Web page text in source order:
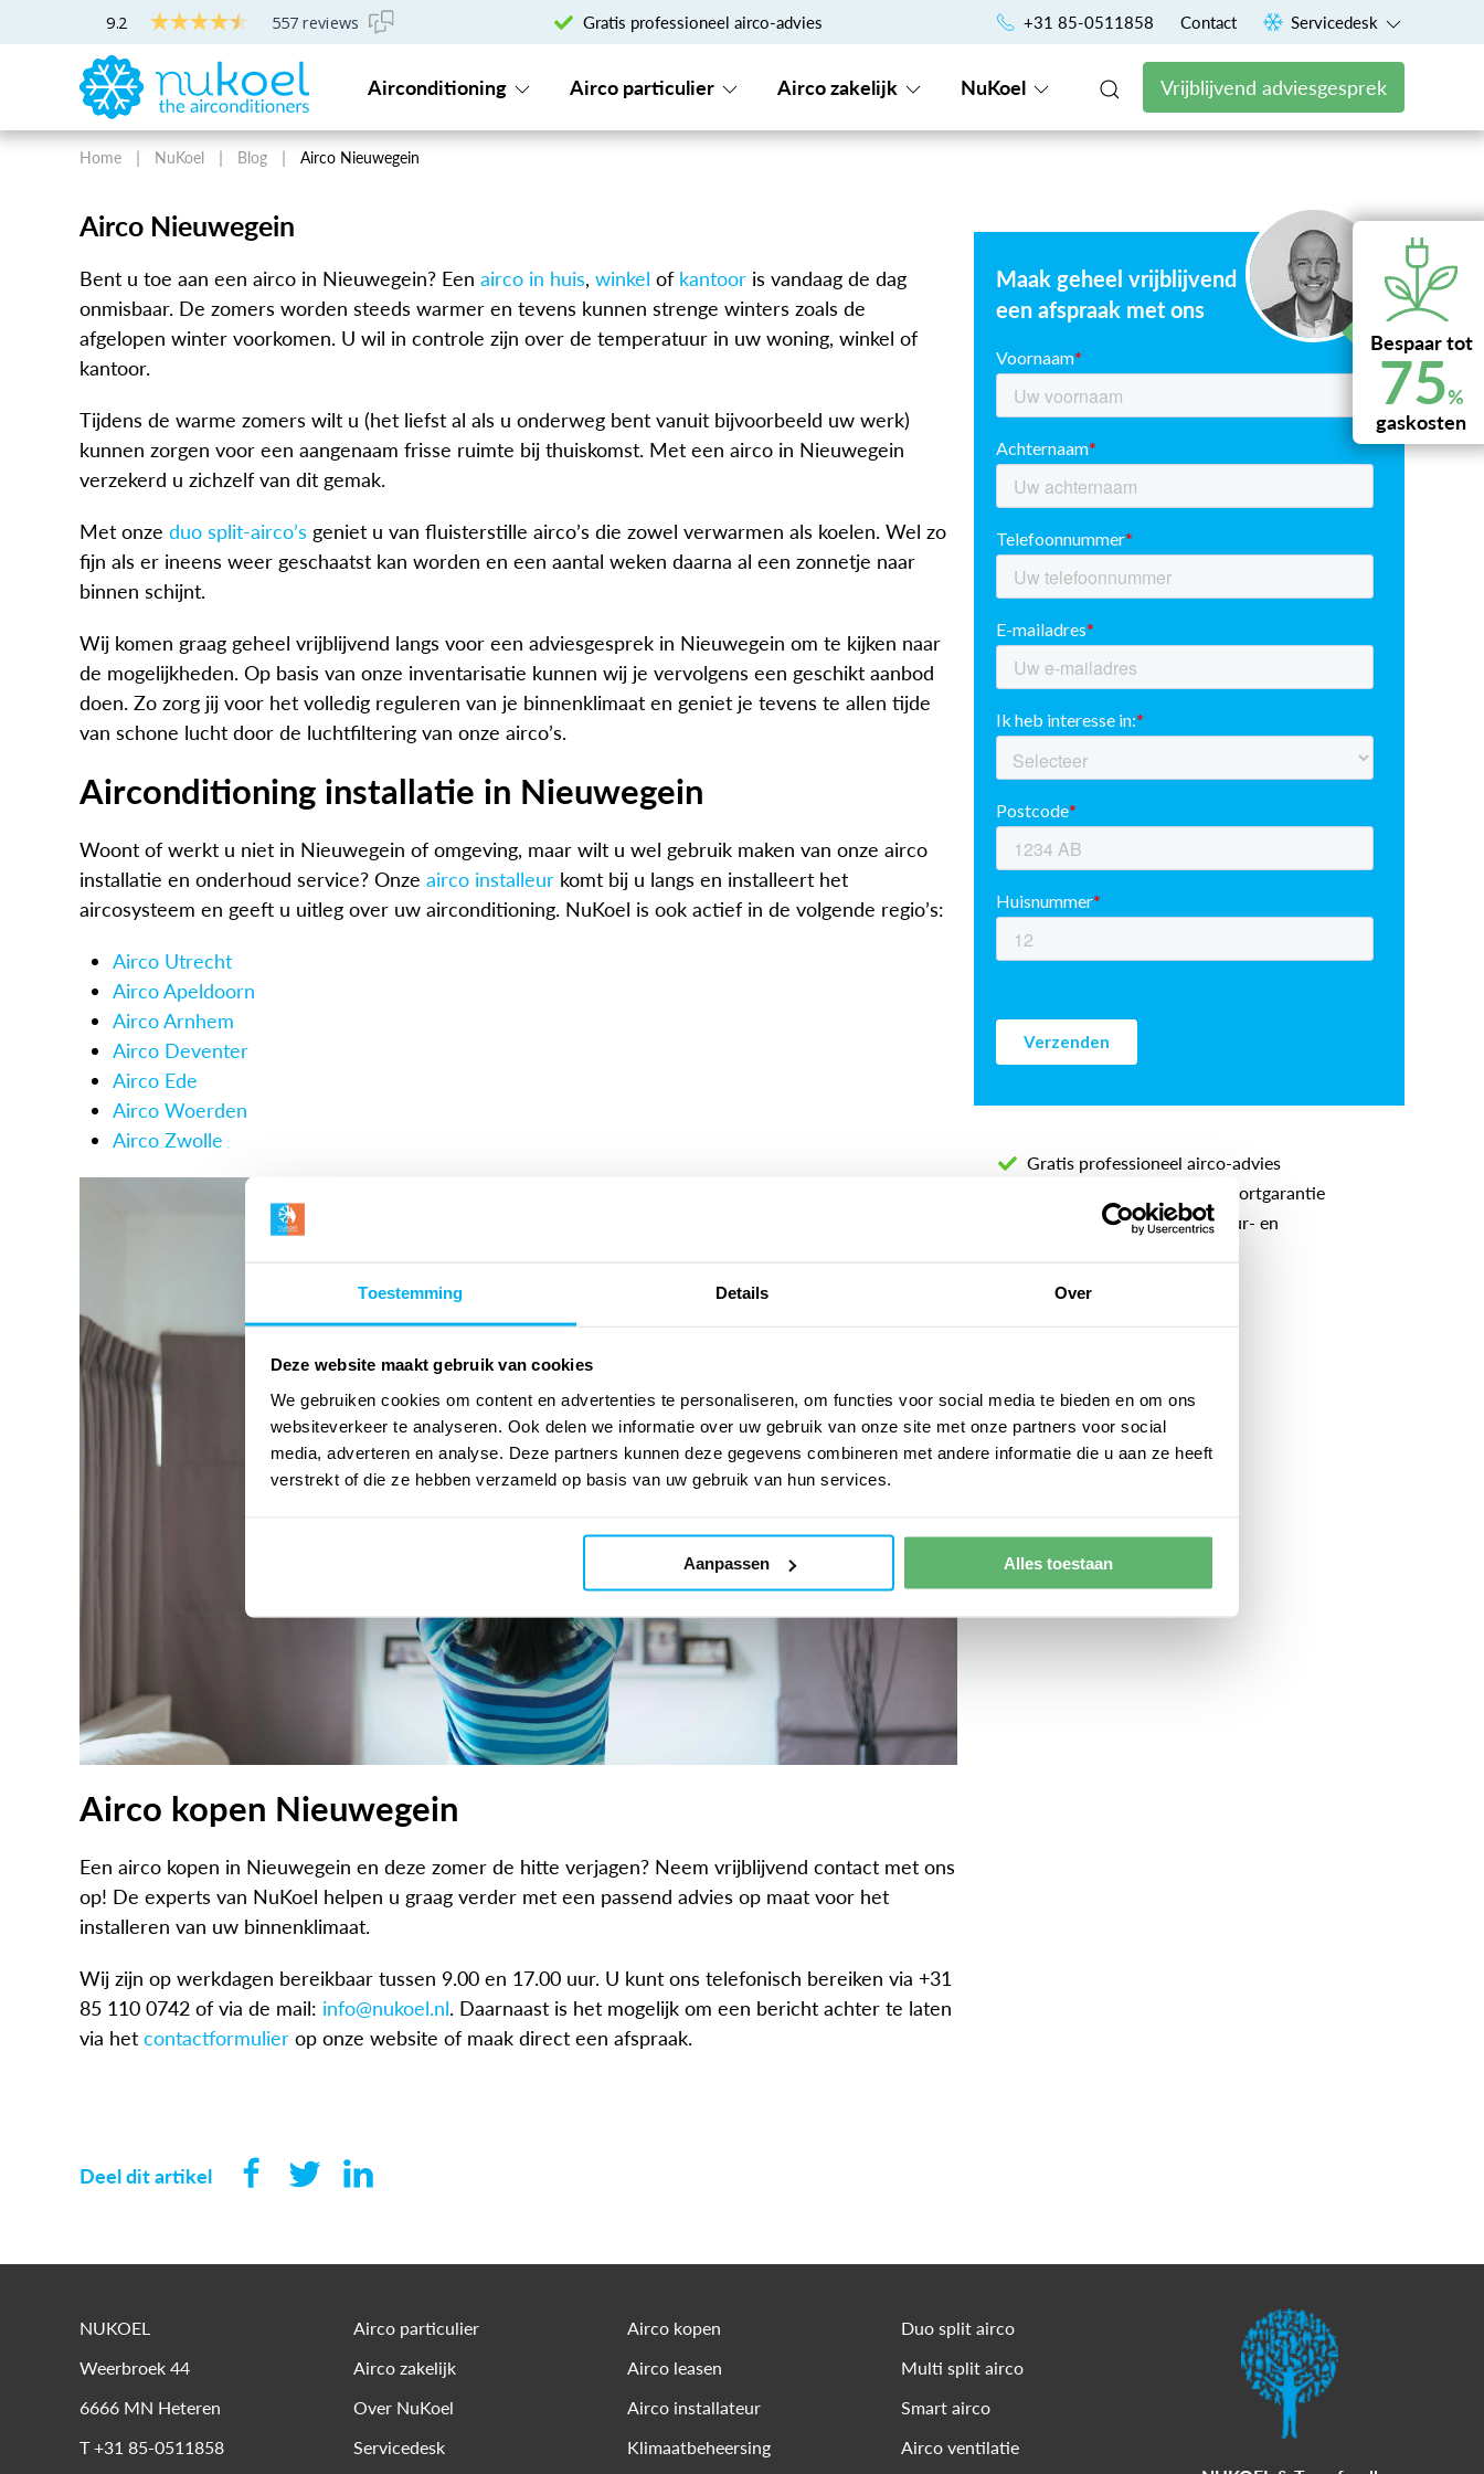
Toestemming Details Over
Deze website maakt gebruik van cookies
We gebruiken cookies om content en advertenties te personaliseren, om functies voor social media te bieden en om ons
websiteverkeer te analyseren. Ook delen we informatie over uw gebruik van onze site met onze partners voor social
media, adverteren en analyse. Deze partners kunnen deze gegevens combineren met andere informatie die u aan ze heeft
verstrekt of die ze hebben verzameld op basis van uw gebruik van hun services.
Aanpassen Alles toestaan
9.2 557 reviews Gratis professioneel airco-advies 5 jaar lang all in garantie
Uniek financieringsconcept voor een vast maandbedrag +31 85-0511858 Contact Servicedesk
Airconditioning Airco particulier Airco zakelijk NuKoel Vrijblijvend adviesgesprek
Home NuKoel Blog Airco Nieuwegein
Airco Nieuwegein
Bent u toe aan een airco in Nieuwegein? Een airco in huis, winkel of kantoor is vandaag de dag
onmisbaar. De zomers worden steeds warmer en tevens kunnen strenge winters zoals de
afgelopen winter voorkomen. U wil in controle zijn over de temperatuur in uw woning, winkel of
kantoor.
Tijdens de warme zomers wilt u (het liefst al als u onderweg bent vanuit bijvoorbeeld uw werk)
kunnen zorgen voor een aangenaam frisse ruimte bij thuiskomst. Met een airco in Nieuwegein
verzekerd u zichzelf van dit gemak.
Met onze duo split-airco’s geniet u van fluisterstille airco’s die zowel verwarmen als koelen. Wel zo
fijn als er ineens weer geschaatst kan worden en een aantal weken daarna al een zonnetje naar
binnen schijnt.
Wij komen graag geheel vrijblijvend langs voor een adviesgesprek in Nieuwegein om te kijken naar
de mogelijkheden. Op basis van onze inventarisatie kunnen wij je vervolgens een geschikt aanbod
doen. Zo zorg jij voor het volledig reguleren van je binnenklimaat en geniet je tevens te allen tijde
van schone lucht door de luchtfiltering van onze airco’s.
Airconditioning installatie in Nieuwegein
Woont of werkt u niet in Nieuwegein of omgeving, maar wilt u wel gebruik maken van onze airco
installatie en onderhoud service? Onze airco installeur komt bij u langs en installeert het
aircosysteem en geeft u uitleg over uw airconditioning. NuKoel is ook actief in de volgende regio’s:
Airco Utrecht
Airco Apeldoorn
Airco Arnhem
Airco Deventer
Airco Ede
Airco Woerden
Airco Zwolle
Airco kopen Nieuwegein
Een airco kopen in Nieuwegein en deze zomer de hitte verjagen? Neem vrijblijvend contact met ons
op! De experts van NuKoel helpen u graag verder met een passend advies op maat voor het
installeren van uw binnenklimaat.
Wij zijn op werkdagen bereikbaar tussen 9.00 en 17.00 uur. U kunt ons telefonisch bereiken via +31
85 110 0742 of via de mail: info@nukoel.nl. Daarnaast is het mogelijk om een bericht achter te laten
via het contactformulier op onze website of maak direct een afspraak.
Deel dit artikel
Maak geheel vrijblijvend
een afspraak met ons
Gratis professioneel airco-advies
5 jaar lang service- en comfortgarantie
Inclusief voorrij-, apparatuur- en
Bespaar tot
75%
gaskosten
NUKOEL
Weerbroek 44
6666 MN Heteren
T+31 85-0511858
Airco particulier
Airco zakelijk
Over NuKoel
Servicedesk
Airco kopen
Airco leasen
Airco installateur
Klimaatbeheersing
Duo split airco
Multi split airco
Smart airco
Airco ventilatie